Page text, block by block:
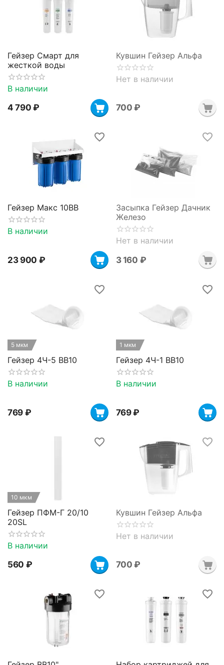
Гейзер Смарт для
жесткой воды
В наличии
4 790 ₽
Кувшин Гейзер Альфа
Нет в наличии
‍700‍ ₽
Гейзер Макс 10BB
В наличии
23 900 ₽
Засыпка Гейзер Дачник
Железо
Нет в наличии
3 160 ₽
5 мкм
Гейзер 4Ч-5 BB10
В наличии
‍769‍ ₽
1 мкм
Гейзер 4Ч-1 BB10
В наличии
‍769‍ ₽
10 мкм
Гейзер ПФМ-Г 20/10
20SL
В наличии
‍560‍ ₽
Кувшин Гейзер Альфа
Нет в наличии
‍700‍ ₽